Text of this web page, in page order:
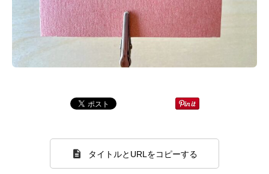
タイトルとURLをコピーする